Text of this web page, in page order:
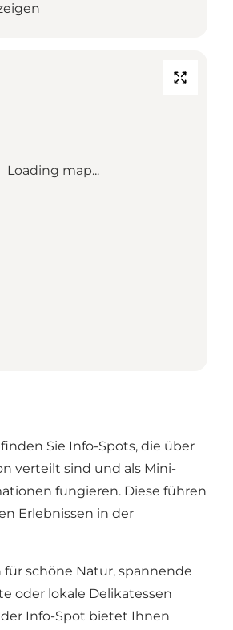
Loading map...
Sie Info-Spots, die über
verteilt sind und als Mini-
fungieren. Diese führen
Erlebnissen in der
für schöne Natur, spannende
oder lokale Delikatessen
Info-Spot bietet Ihnen